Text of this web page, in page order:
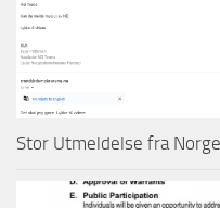
Stor Utmeldelse fra